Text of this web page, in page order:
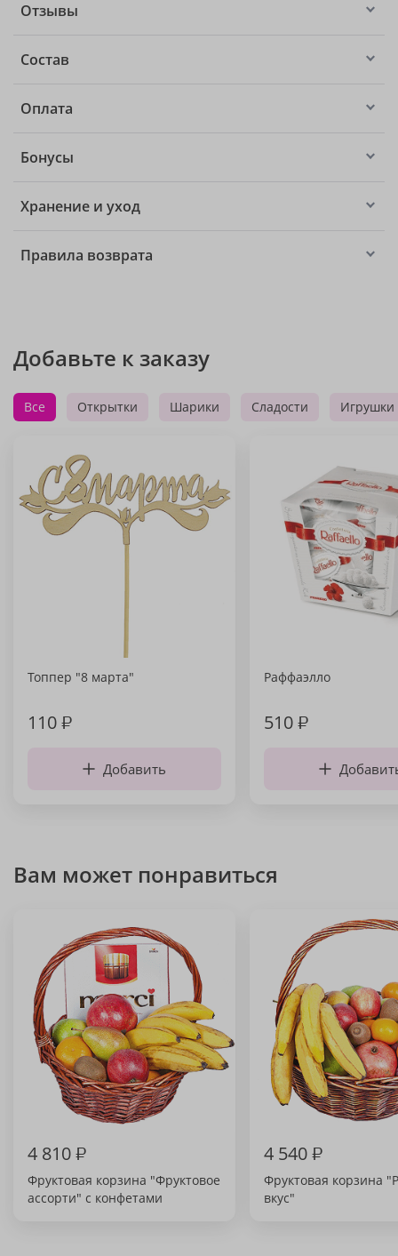
Отзывы
Состав
Оплата
Бонусы
Хранение и уход
Правила возврата
Добавьте к заказу
Все Открытки Шарики Сладости Игрушки
Топпер "8 марта"
110₽
Добавить
Раффаэлло
510₽
Вам может понравиться
4 810₽
Фруктовая корзина "Фруктовое
ассорти" с конфетами
4 540₽
Фруктовая корзина
вкус"